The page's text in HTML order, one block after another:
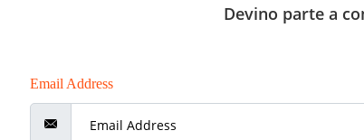
Devino parte a
Email Address